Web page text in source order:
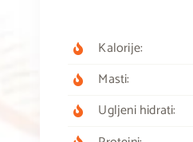
Kalorije:
Masti:
Ugljeni hidrati: